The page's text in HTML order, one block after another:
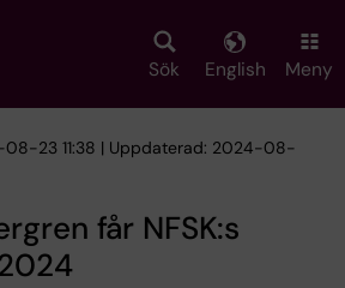
Sök English Meny
23 11:38 | Uppdaterad: 2024-08-
får NFSK:s